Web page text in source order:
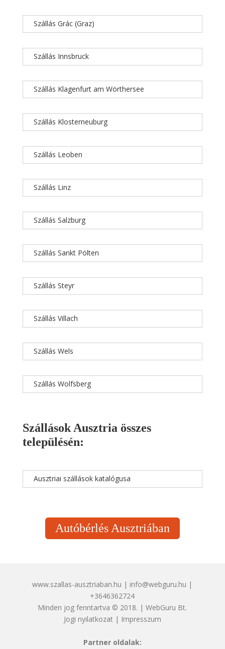
Szállás Grác (Graz)
Szállás Innsbruck
Szállás Klagenfurt am Wörthersee
Szállás Klosterneuburg
Szállás Leoben
Szállás Linz
Szállás Salzburg
Szállás Sankt Pölten
Szállás Steyr
Szállás Villach
Szállás Wels
Szállás Wolfsberg
Szállások Ausztria összes
településén:
Ausztriai szállások katalógusa
Autóbérlés Ausztriában
www.szallas-ausztriaban.hu | info@webguru.hu |
+3646362724
Minden jog fenntartva © 2018. | WebGuru Bt.
Jogi nyilatkozat| Impresszum
Partner oldalak: